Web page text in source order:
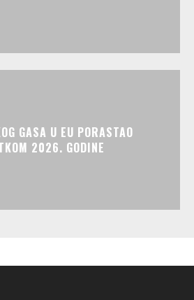
GASA U EU PORASTAO
2026. GODINE